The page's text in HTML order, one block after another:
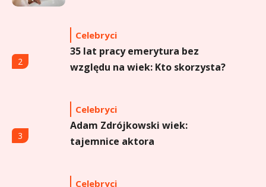
2
Celebryci
35 lat pracy emerytura bez
względu na wiek: Kto skorzysta?
3
Celebryci
Adam Zdrójkowski wiek:
tajemnice aktora
Celebryci